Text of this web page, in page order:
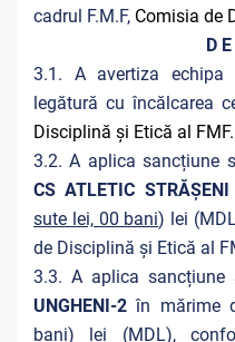
cadrul F.M.F, Comisia de
D
3.1. A avertiza echipa
legătură cu încălcarea
Disciplină și Etică al FMF.
3.2. A aplica sancțiune
CS ATLETIC STRĂȘENI
sute lei, 00 bani) lei
de Disciplină și Etică al
3.3. A aplica sancțiune
UNGHENI-2în mărime
bani) lei (MDL),